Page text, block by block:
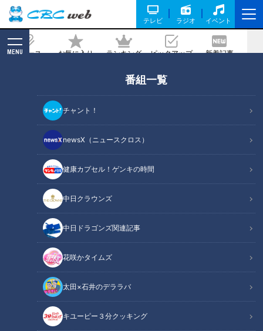
テレビ ラジオ イベント
ニュース お気に入り ランキング ピックアップ 新着記事
MENU
番組一覧
チャント！
newsX（ニュースクロス）
健康カプセル！ゲンキの時間
中日クラウンズ
中日ドラゴンズ関連記事
花咲かタイムズ
太田×石井のデララバ
キユーピー３分クッキング
ト！】
2024/05/21 19:00
チャント！
チャント知っ得！なるほどドクター